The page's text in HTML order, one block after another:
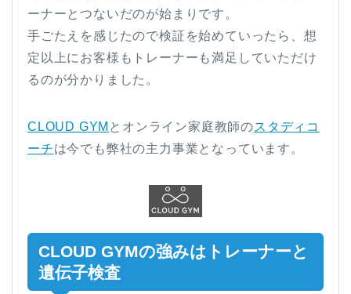
ーナーとつないだのが始まりです。
手ごたえを感じたので検証を始めていったら、想
定以上にお客様もトレーナーも満足していただけ
るのが分かりました。
CLOUD GYM とオンライン家庭教師のスタディコ
ーチは今でも弊社の主力事業となっています。
CLOUD GYMの強みはトレーナーと
遺伝子検査